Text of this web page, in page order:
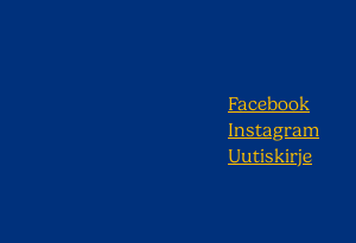
Facebook
Instagram
Uutiskirje